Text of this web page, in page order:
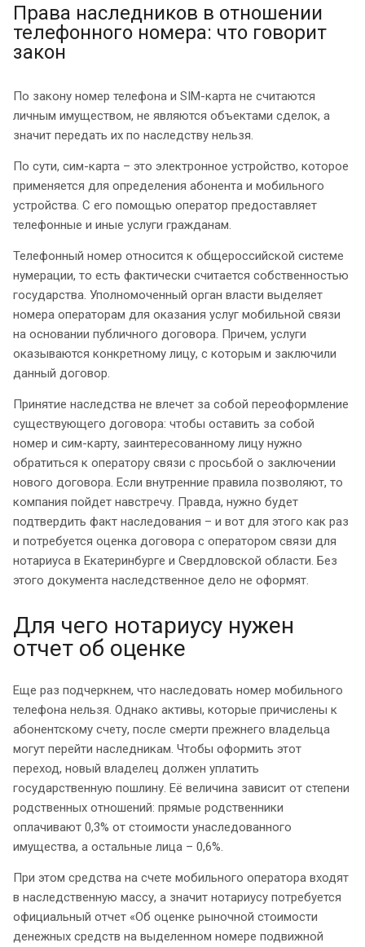
Права наследников в отношении
телефонного номера: что говорит
закон
По закону номер телефона и SIM-карта не считаются
личным имуществом, не являются объектами сделок, а
значит передать их по наследству нельзя.
По сути, сим-карта – это электронное устройство, которое
применяется для определения абонента и мобильного
устройства. С его помощью оператор предоставляет
телефонные и иные услуги гражданам.
Телефонный номер относится к общероссийской системе
нумерации, то есть фактически считается собственностью
государства. Уполномоченный орган власти выделяет
номера операторам для оказания услуг мобильной связи
на основании публичного договора. Причем, услуги
оказываются конкретному лицу, с которым и заключили
данный договор.
Принятие наследства не влечет за собой переоформление
существующего договора: чтобы оставить за собой
номер и сим-карту, заинтересованному лицу нужно
обратиться к оператору связи с просьбой о заключении
нового договора. Если внутренние правила позволяют, то
компания пойдет навстречу. Правда, нужно будет
подтвердить факт наследования – и вот для этого как раз
и потребуется оценка договора с оператором связи для
нотариуса в Екатеринбурге и Свердловской области. Без
этого документа наследственное дело не оформят.
Для чего нотариусу нужен
отчет об оценке
Еще раз подчеркнем, что наследовать номер мобильного
телефона нельзя. Однако активы, которые причислены к
абонентскому счету, после смерти прежнего владельца
могут перейти наследникам. Чтобы оформить этот
переход, новый владелец должен уплатить
государственную пошлину. Её величина зависит от степени
родственных отношений: прямые родственники
оплачивают 0,3% от стоимости унаследованного
имущества, а остальные лица – 0,6%.
При этом средства на счете мобильного оператора входят
в наследственную массу, а значит нотариусу потребуется
официальный отчет «Об оценке рыночной стоимости
денежных средств на выделенном номере подвижной